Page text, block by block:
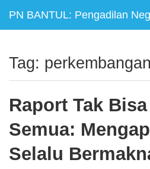
PN BANTUL: Pengadilan
Tag:
Raport Tak
Semua:
Selalu